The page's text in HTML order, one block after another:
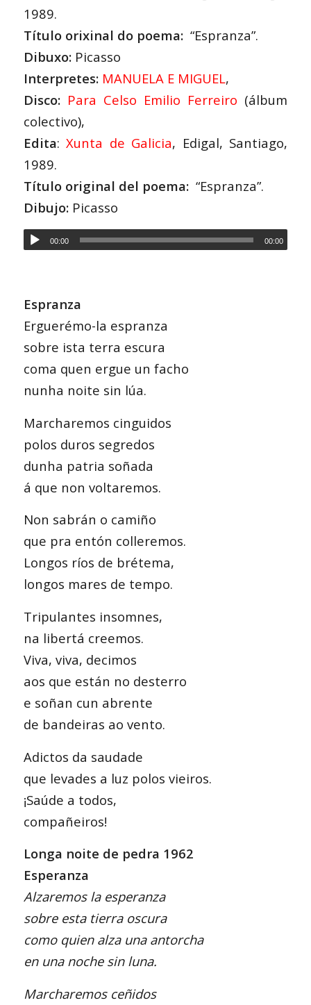
1989.
Título orixinal do poema:“Espranza”.
Dibuxo:Picasso
Interpretes:MANUELA E MIGUEL,
Disco:Para Celso Emilio Ferreiro (álbum
colectivo),
Edita:Xunta de Galicia, Edigal, Santiago,
1989.
Título original del poema:“Espranza”.
Dibujo:Picasso
00:00 00:00
Espranza
Erguerémo-la espranza
sobre ista terra escura
coma quen ergue un facho
nunha noite sin lúa.
Marcharemos cinguidos
polos duros segredos
dunha patria soñada
á que non voltaremos.
Non sabrán o camiño
que pra entón colleremos.
Longos ríos de brétema,
longos mares de tempo.
Tripulantes insomnes,
na libertá creemos.
Viva, viva, decimos
aos que están no desterro
e soñan cun abrente
de bandeiras ao vento.
Adictos da saudade
que levades a luz polos vieiros.
¡Saúde a todos,
compañeiros!
Longa noite de pedra 1962
Esperanza
Alzaremos la esperanza
sobre esta tierra oscura
como quien alza una antorcha
en una noche sin luna.
Marcharemos ceñidos